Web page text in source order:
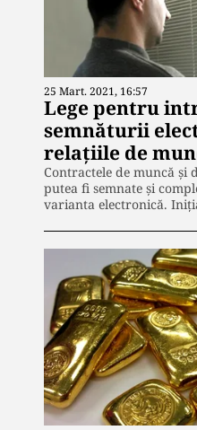
25 Mart. 2021, 16:57
Lege pentru
semnăturii
relațiile de
Contractele de muncă și
putea fi semnate și
varianta electronică.